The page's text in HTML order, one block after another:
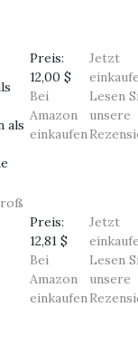
als
Preis:
12,00 $
Bei
Amazon
einkaufen
Jetzt
Lesen
unsere
Preis:
12,81 $
Bei
Amazon
einkaufen
Jetzt
Lesen
unsere